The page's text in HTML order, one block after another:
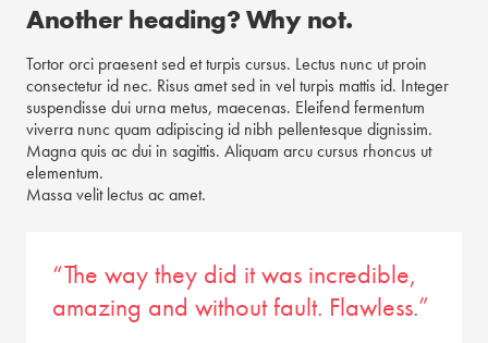
Another heading? Why not.
Tortor orci praesent sed et turpis cursus. Lectus nunc ut proin
consectetur id nec. Risus amet sed in vel turpis mattis id. Integer
suspendisse dui urna metus, maecenas. Eleifend fermentum
viverra nunc quam adipiscing id nibh pellentesque dignissim.
Magna quis ac dui in sagittis. Aliquam arcu cursus rhoncus ut
elementum.
Massa velit lectus ac amet.
“The way they did it was incredible,
amazing and without fault. Flawless.”